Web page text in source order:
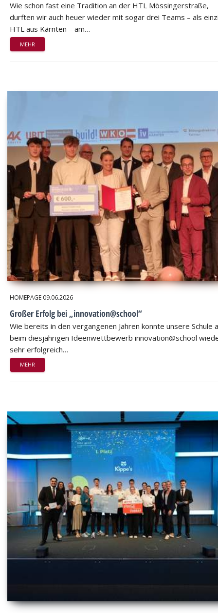
Wie schon fast eine Tradition an der HTL Mössingerstraße,
durften wir auch heuer wieder mit sogar drei Teams – als
HTL aus Kärnten – am…
MEHR
HOMEPAGE 09.06.2026
Großer Erfolg bei „innovation@school“
Wie bereits in den vergangenen Jahren konnte unsere Schule
beim diesjährigen Ideenwettbewerb innovation@school
sehr erfolgreich…
MEHR